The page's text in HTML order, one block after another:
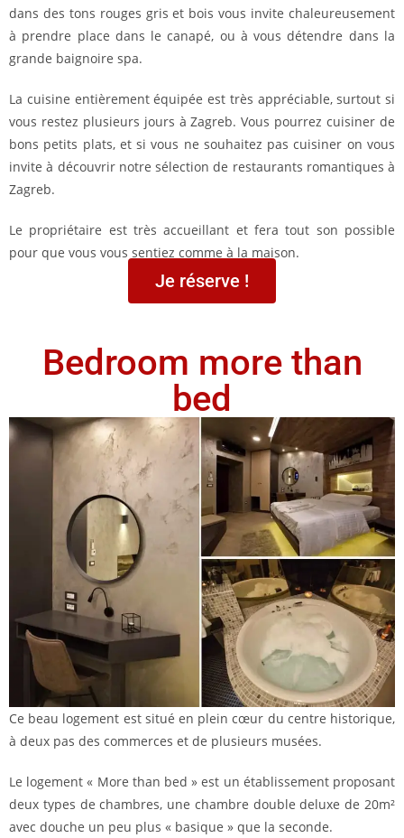
dans des tons rouges gris et bois vous invite chaleureusement
à prendre place dans le canapé, ou à vous détendre dans la
grande baignoire spa.
La cuisine entièrement équipée est très appréciable, surtout si
vous restez plusieurs jours à Zagreb. Vous pourrez cuisiner de
bons petits plats, et si vous ne souhaitez pas cuisiner on vous
invite à découvrir notre sélection de restaurants romantiques à
Zagreb.
Le propriétaire est très accueillant et fera tout son possible
pour que vous vous sentiez comme à la maison.
Je réserve !
Bedroom more than
bed
Ce beau logement est situé en plein cœur du centre historique,
à deux pas des commerces et de plusieurs musées.
Le logement « More than bed » est un établissement proposant
deux types de chambres, une chambre double deluxe de 20m²
avec douche un peu plus « basique » que la seconde.